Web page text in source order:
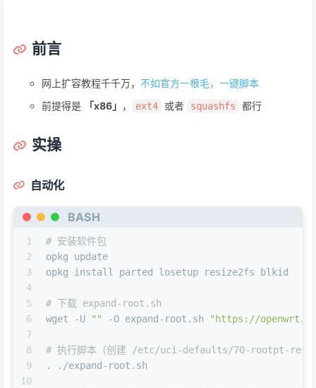
前言
网上扩容教程千千万， 不如官方一根毛，一键脚本
前提得是
「x86」 ， ext4 或者 squashfs 都行
实操
自动化
BASH
1
2
3
4
5
6
7
8
9
10
# 安装软件包
opkg update
opkg install parted losetup resize2fs blkid
# 下载 expand-root.sh
wget -U
"" -O expand-root.sh "https://
# 执行脚本（创建 /etc/uci-defaults/70-rootpt-
. ./expand-root.sh